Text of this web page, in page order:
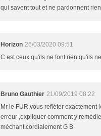
qui savent tout et ne pardonnent
Horizon 26/03/2020 09:51
C est ceux qu'ils ne font rien qu'ils
Bruno Gauthier 21/09/2019 08:22
Mr le FUR,vous refléter exactement
erreur ,expliquer comment y
méchant.cordialement G B